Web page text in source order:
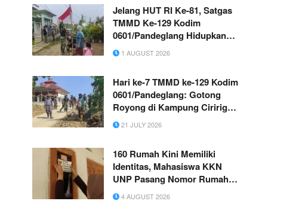
Jelang HUT RI Ke-81, Satgas
TMMD Ke-129 Kodim
0601/Pandeglang Hidupkan
Semangat Merah Putih di
Desa Pasirgadung
1 AUGUST 2026
Hari ke-7 TMMD ke-129 Kodim
0601/Pandeglang: Gotong
Royong di Kampung Ciririgi,
Membangun Jalan yang
Menyatukan Harapan Warga
21 JULY 2026
160 Rumah Kini Memiliki
Identitas, Mahasiswa KKN
UNP Pasang Nomor Rumah
di Taratak Pasiranggai
4 AUGUST 2026